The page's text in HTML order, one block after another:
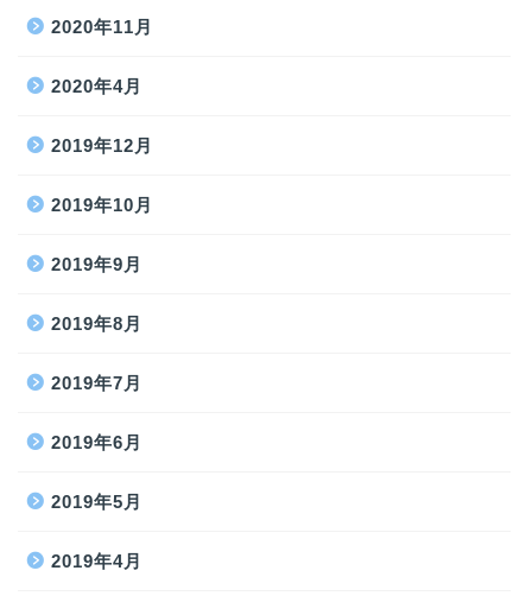
2020年11月
2020年4月
2019年12月
2019年10月
2019年9月
2019年8月
2019年7月
2019年6月
2019年5月
2019年4月